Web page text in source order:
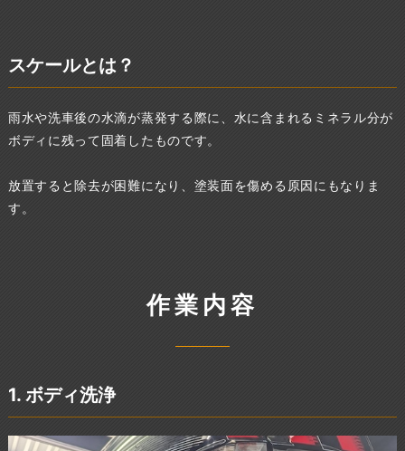
スケールとは？
雨水や洗車後の水滴が蒸発する際に、水に含まれるミネラル分が
ボディに残って固着したものです。
放置すると除去が困難になり、塗装面を傷める原因にもなりま
す。
作業内容
1. ボディ洗浄